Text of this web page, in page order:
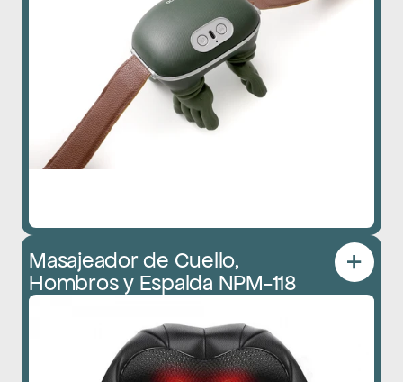
Masajeador de Cuello,
Hombros y Espalda NPM-118